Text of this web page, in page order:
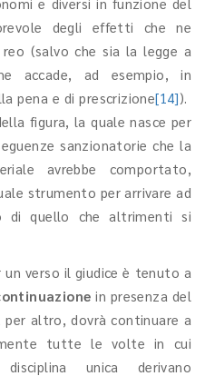
degli effetti che ne
(salvo che sia la legge a
accade, ad esempio, in
pena e di prescrizione[14]).
figura, la quale nasce per
sanzionatorie che la
avrebbe comportato,
strumento per arrivare ad
quello che altrimenti si
un verso il giudice è tenuto a
in presenza del
per altro, dovrà continuare a
tutte le volte in cui
unica derivano